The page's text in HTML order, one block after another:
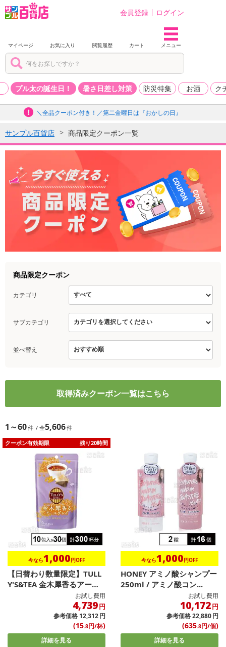
会員登録 ログイン
マイページ お気に入り 閲覧履歴 カート メニュー
プル太の誕生日！ 暑さ日差し対策 防災特集 お酒 ク
＼全品クーポン付き！／第二金曜日は『おかしの日』
サンプル百貨店 商品限定クーポン一覧
商品限定クーポン
カテゴリ
サブカテゴリ
並べ替え
取得済みクーポン一覧はこちら
1～60 5,606
クーポン有効期限 残り20時間
今なら1,000円OFF
【日替わり数量限定】TULL
Y'S&TEA 金木犀香るアー
お試し費用
4,739円
参考価格12,312円
(15.8円/杯)
詳細を見る
今なら1,000円OFF
HONEY アミノ酸シャンプー
250ml / アミノ酸コン...
お試し費用
10,172円
参考価格22,880円
(635.8円/個)
詳細を見る